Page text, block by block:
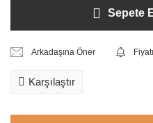
Sepete
Arkadaşına Öner
Karşılaştır